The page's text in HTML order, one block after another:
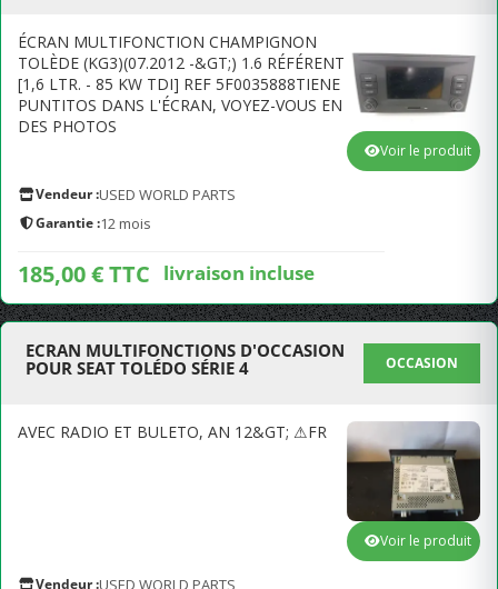
ÉCRAN MULTIFONCTION CHAMPIGNON
TOLÈDE (KG3)(07.2012 -&GT;) 1.6 RÉFÉRENT
[1,6 LTR. - 85 KW TDI] REF 5F0035888TIENE
PUNTITOS DANS L'ÉCRAN, VOYEZ-VOUS EN
DES PHOTOS
Vendeur :USED WORLD PARTS
Garantie :12 mois
185,00 € TTC livraison incluse
Voir le produit
ECRAN MULTIFONCTIONS D'OCCASION
POUR SEAT TOLÉDO SÉRIE 4
OCCASION
AVEC RADIO ET BULETO, AN 12&GT; ⚠FR
Vendeur :USED WORLD PARTS
Voir le produit